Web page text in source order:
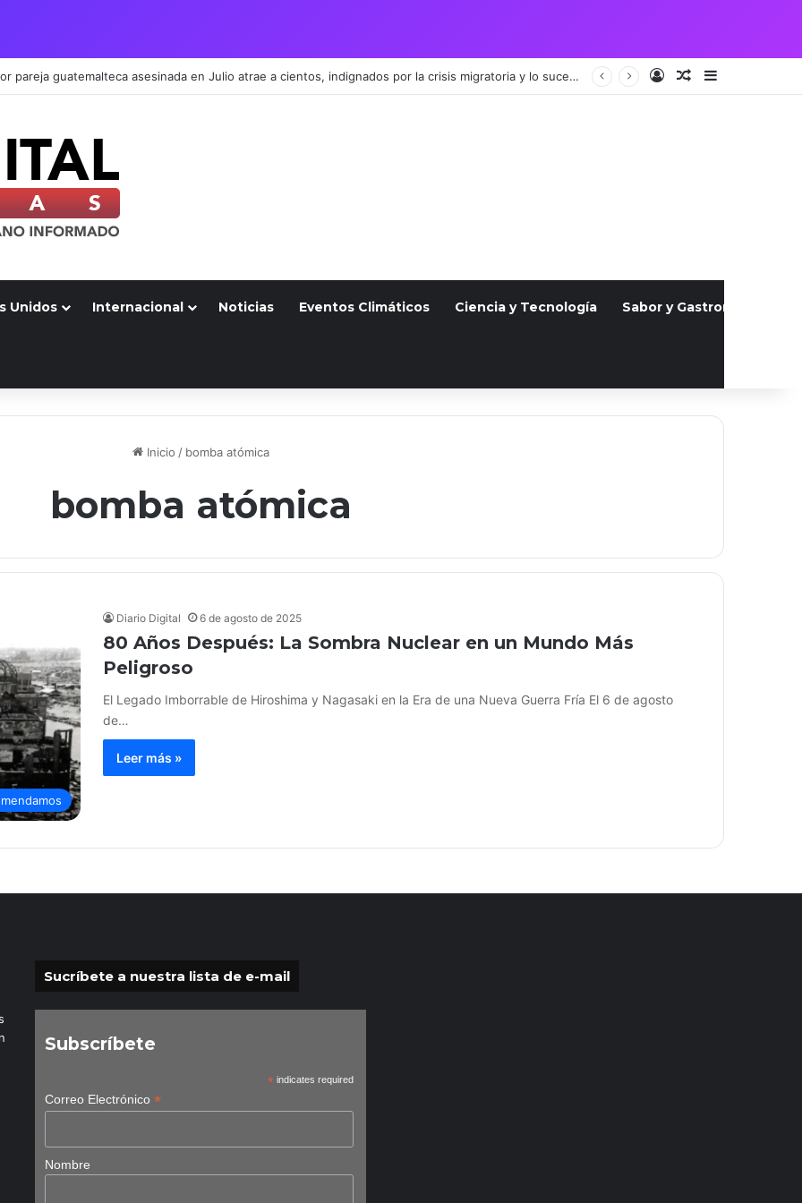
Vigilia por pareja guatemalteca asesinada en Julio atrae a cientos, indignados por la crisis migratoria y lo sucedido AccesoPublicación al
Unidos Internacional Noticias Eventos Climáticos Ciencia y Tecnología Sabor y Gastronomía
Inicio / bomba atómica
bomba atómica
Diario Digital 6 de agosto de 2025
80 Años Después: La Sombra Nuclear en un Mundo Más
Peligroso
El Legado Imborrable de Hiroshima y Nagasaki en la Era de una Nueva Guerra Fría El 6 de agosto
de…
Leer más »
Sucríbete a nuestra lista de e-mail
Subscríbete
* indicates required
Correo Electrónico*
Nombre